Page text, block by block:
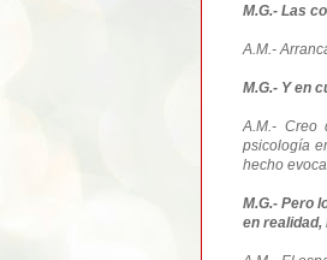
M.G.- Las
A.M.-
M.G.- Y en
A.M.- Creo
psicología
hecho
M.G.- Pero
en realidad,